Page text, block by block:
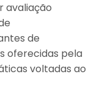
avaliação
de
oferecidas pela
voltadas ao